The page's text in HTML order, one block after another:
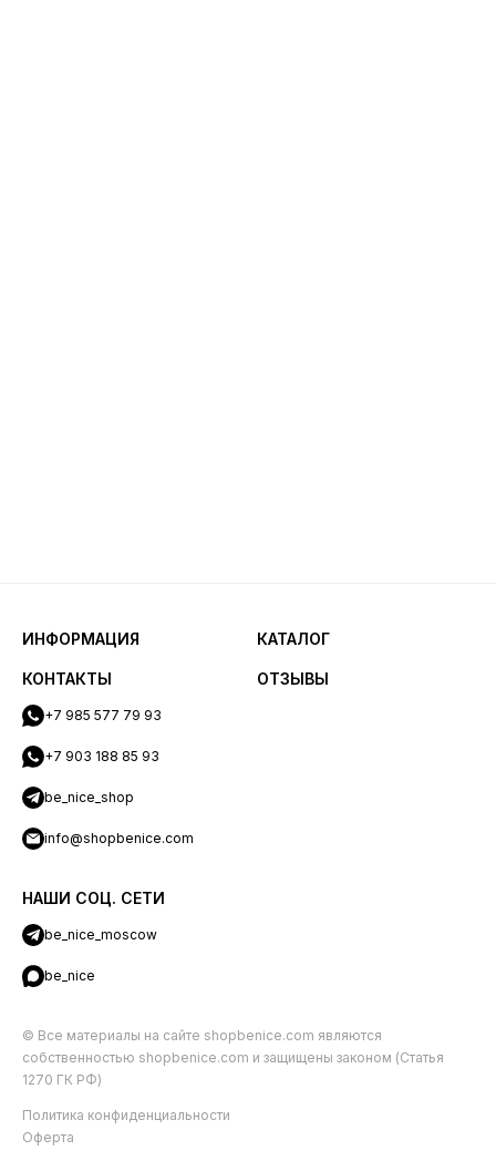
ИНФОРМАЦИЯ КАТАЛОГ
КОНТАКТЫ
+7 985 577 79 93
+7 903 188 85 93
be_nice_shop
info@shopbenice.com
НАШИ СОЦ. СЕТИ
be_nice_moscow
be_nice
ОТЗЫВЫ
© Все материалы на сайте shopbenice.com являются
собственностью shopbenice.com и защищены законом (Статья
1270 ГК РФ)
Политика конфиденциальности
Оферта